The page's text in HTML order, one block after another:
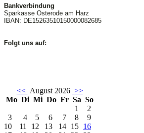
Bankverbindung
Sparkasse Osterode am Harz
IBAN: DE15263510150000082685
Folgt uns auf:
<< August 2026 >>
Mo Di Mi Do Fr Sa So
1
2
3
4 5 6 7 8
9
10
11 12 13 14 15 16